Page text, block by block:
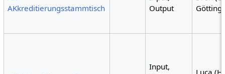
AKkreditierungsstammtisch
Output
Input,
Luca